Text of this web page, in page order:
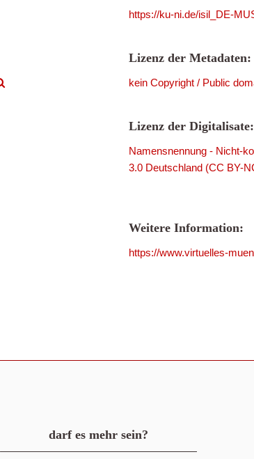
https://ku-ni.de/isil_DE-
Lizenz der Metadaten:
kein Copyright / Public
Lizenz der Digitalisate:
Namensnennung - Nicht-
3.0 Deutschland (CC BY-
Weitere Information:
https://www.virtuelles-
darf es mehr sein?